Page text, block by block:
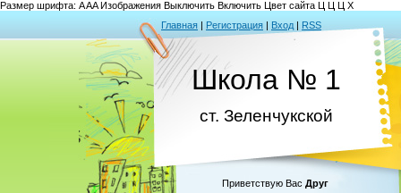
Размер шрифта: AAAИзображения Выключить Включить Цвет сайта Ц Ц Ц Х
Главная | Регистрация | Вход | RSS
Школа № 1
ст. Зеленчукской
Приветствую Вас Друг